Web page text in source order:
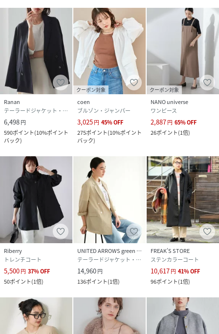
Ranan
テーラードジャケット・ブレザー
6,498円
590ポイント(10%ポイント
バック)
クーポン対象
coen
ブルゾン・ジャンパー
3,025円 45%OFF
275ポイント(10%ポイント
バック)
クーポン対象
NANO universe
ワンピース
2,887円 65%OFF
26ポイント(1倍)
Riberry
トレンチコート
5,500円 37%OFF
50ポイント(1倍)
UNITED ARROWS green label relaxing
テーラードジャケット・ブレザー
14,960円
136ポイント(1倍)
FREAK’S STORE
ステンカラーコート
10,617円 41%OFF
96ポイント(1倍)